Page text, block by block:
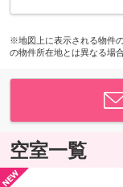
※地図上に表示される物件
の物件所在地とは異なる場
空室一覧